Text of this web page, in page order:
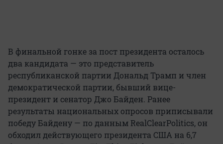
В финальной гонке за пост президента осталось
два кандидата — это представитель
республиканской партии Дональд Трамп и член
демократической партии, бывший вице-
президент и сенатор Джо Байден. Ранее
результаты национальных опросов приписывали
победу Байдену — по данным RealClearPolitics, он
обходил действующего президента США на 6,7